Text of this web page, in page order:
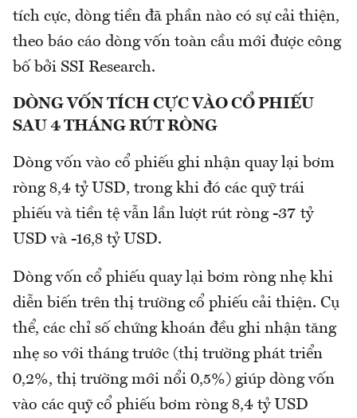
tích cực, dòng tiền đã phần nào có sự cải thiện,
theo báo cáo dòng vốn toàn cầu mới được công
bố bởi SSI Research.
DÒNG VỐN TÍCH CỰC VÀO CỔ PHIẾU
SAU 4 THÁNG RÚT RÒNG
Dòng vốn vào cổ phiếu ghi nhận quay lại bơm
ròng 8,4 tỷ USD, trong khi đó các quỹ trái
phiếu và tiền tệ vẫn lần lượt rút ròng -37 tỷ
USD và -16,8 tỷ USD.
Dòng vốn cổ phiếu quay lại bơm ròng nhẹ khi
diễn biến trên thị trường cổ phiếu cải thiện. Cụ
thể, các chỉ số chứng khoán đều ghi nhận tăng
nhẹ so với tháng trước (thị trường phát triển
0,2%, thị trường mới nổi 0,5%) giúp dòng vốn
vào các quỹ cổ phiếu bơm ròng 8,4 tỷ USD